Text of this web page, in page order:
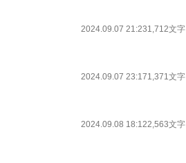
2024.09.07 21:231,712文字
2024.09.07 23:171,371文字
2024.09.08 18:122,563文字